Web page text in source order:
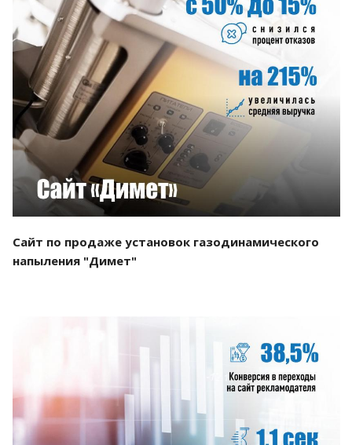
Смотреть проект
Сайт по продаже установок газодинамического
напыления "Димет"